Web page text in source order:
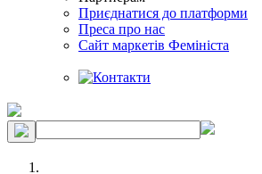
Приєднатися до платформи
Преса про нас
Сайт маркетів Фемініста